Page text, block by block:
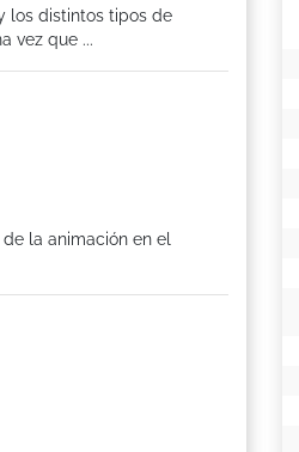
los distintos tipos de
vez que ...
la animación en el